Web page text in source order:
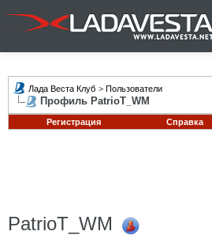
Лада Веста Клуб > Пользователи
Профиль PatrioT_WM
Регистрация Справка
PatrioT_WM